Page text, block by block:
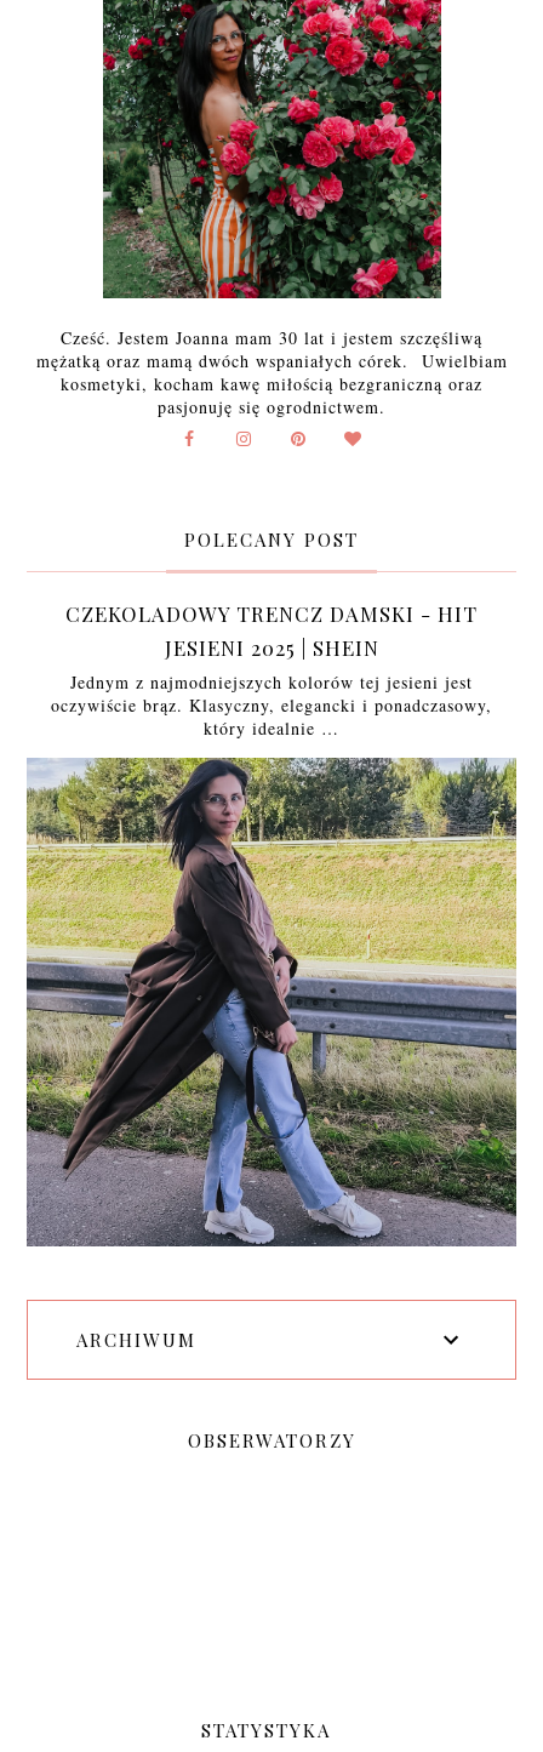
Cześć. Jestem Joanna mam 30 lat i jestem szczęśliwą
mężatką oraz mamą dwóch wspaniałych córek. Uwielbiam
kosmetyki, kocham kawę miłością bezgraniczną oraz
pasjonuję się ogrodnictwem.
POLECANY POST
CZEKOLADOWY TRENCZ DAMSKI - HIT
JESIENI 2025 | SHEIN
Jednym z najmodniejszych kolorów tej jesieni jest
oczywiście brąz. Klasyczny, elegancki i ponadczasowy,
który idealnie …
ARCHIWUM
OBSERWATORZY
STATYSTYKA